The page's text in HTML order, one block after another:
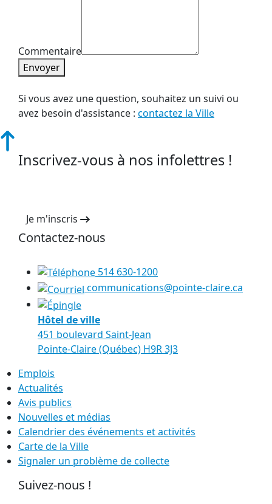
Commentaire
Envoyer
Si vous avez une question, souhaitez un suivi ou
avez besoin d'assistance : contactez la Ville
Inscrivez-vous à nos infolettres !
Je m'inscris
Emplois
Actualités
Avis publics
Nouvelles et médias
Calendrier des événements et activités
Carte de la Ville
Signaler un problème de collecte
Contactez-nous
514 630-1200
communications@pointe-claire.ca
Hôtel de ville
451 boulevard Saint-Jean
Pointe-Claire (Québec) H9R 3J3
Suivez-nous !